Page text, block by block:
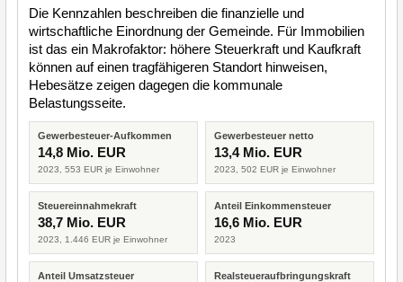
Die Kennzahlen beschreiben die finanzielle und
wirtschaftliche Einordnung der Gemeinde. Für Immobilien
ist das ein Makrofaktor: höhere Steuerkraft und Kaufkraft
können auf einen tragfähigeren Standort hinweisen,
Hebesätze zeigen dagegen die kommunale
Belastungsseite.
Gewerbesteuer-Aufkommen
14,8 Mio. EUR
2023, 553 EUR je Einwohner
Gewerbesteuer netto
13,4 Mio. EUR
2023, 502 EUR je Einwohner
Steuereinnahmekraft
38,7 Mio. EUR
2023, 1.446 EUR je Einwohner
Anteil Einkommensteuer
16,6 Mio. EUR
2023
Anteil Umsatzsteuer Realsteueraufbringungskraft